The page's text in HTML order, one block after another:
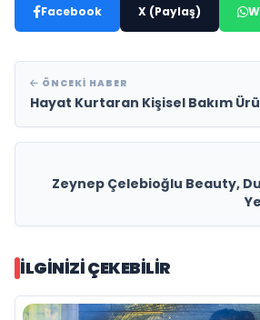
Facebook X (Paylaş)
ÖNCEKI HABER
Hayat Kurtaran Kişisel Bakım
Zeynep Çelebioğlu Beauty,
İLGINIZI ÇEKEBILIR